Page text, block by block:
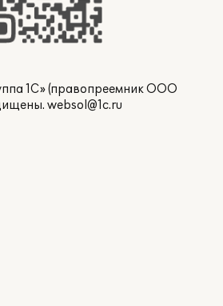
1С» (правопреемник ООО
websol@1c.ru